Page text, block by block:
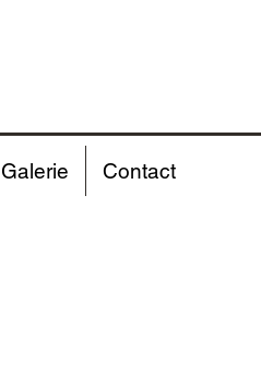
Galerie Contact